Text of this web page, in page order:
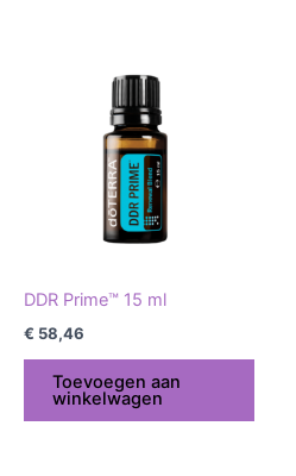
DDR Prime™ 15 ml
€ 58,46
Toevoegen aan
winkelwagen